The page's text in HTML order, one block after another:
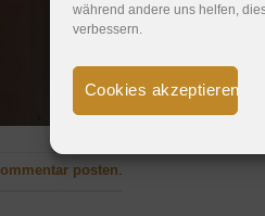
während andere uns helfen,
verbessern.
Cookies akzeptieren
posten